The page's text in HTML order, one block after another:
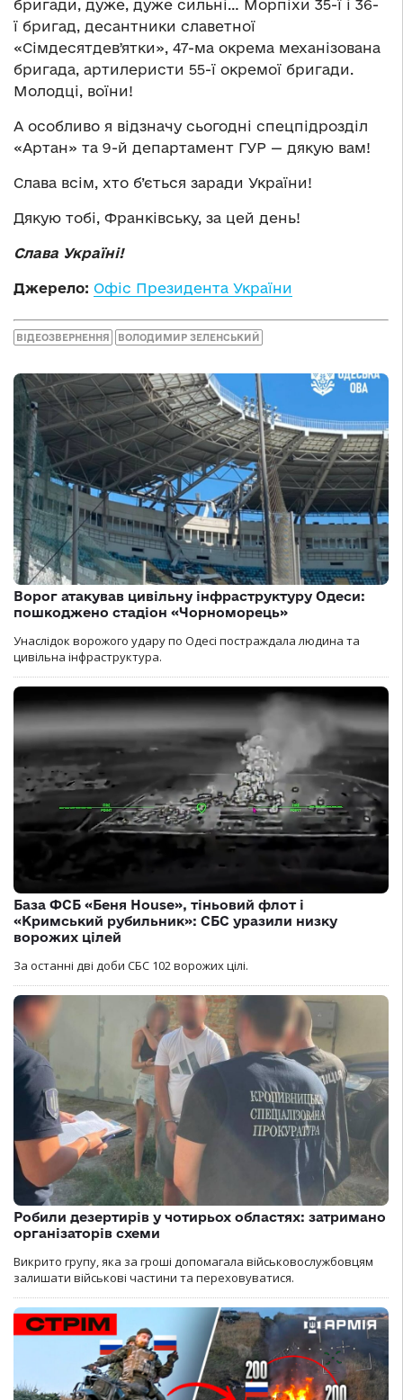
бригади, дуже, дуже сильні… Морпіхи 35-ї і 36-
ї бригад, десантники славетної
«Сімдесятдевʼятки», 47-ма окрема механізована
бригада, артилеристи 55-ї окремої бригади.
Молодці, воїни!
А особливо я відзначу сьогодні спецпідрозділ
«Артан» та 9-й департамент ГУР — дякую вам!
Слава всім, хто б’ється заради України!
Дякую тобі, Франківську, за цей день!
Слава Україні!
Джерело: Офіс Президента України
ВІДЕОЗВЕРНЕННЯ ВОЛОДИМИР ЗЕЛЕНСЬКИЙ
Ворог атакував цивільну інфраструктуру Одеси:
пошкоджено стадіон «Чорноморець»
Унаслідок ворожого удару по Одесі постраждала людина та
цивільна інфраструктура.
База ФСБ «Беня House», тіньовий флот і
«Кримський рубильник»: СБС уразили низку
ворожих цілей
За останні дві доби СБС 102 ворожих цілі.
Робили дезертирів у чотирьох областях: затримано
організаторів схеми
Викрито групу, яка за гроші допомагала військовослужбовцям
залишати військові частини та переховуватися.